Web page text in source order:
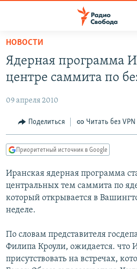
упрощенного
доступа
основному
Вернутся
главной
навигации
Вернутся
поиску
ПОДКАСТЫ
АВТОРСКИЕ ПРОЕКТЫ
ЦИТАТЫ СВОБОДЫ
МНЕНИЯ
IDEL.РЕАЛИИ
КАВКАЗ.РЕАЛИИ
СЕВЕР.РЕАЛИИ
СИБИРЬ.РЕАЛИИ
ПОДПИШИТЕСЬ НА РАССЫЛКУ
НОВОСТИ
Ядерная программа
центре саммита по
09 апреля 2010
Поделиться Читать без VPN
Приоритетный источник в Google
Иранская ядерная программа
центральных тем саммита по
который открывается в
неделе.
По словам представителя
Филипа Кроули, ожидается. что
присутствовать на встречах,